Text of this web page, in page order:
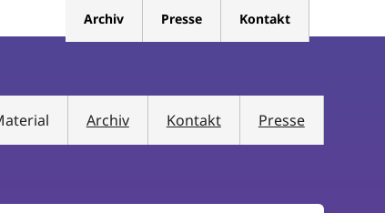
Archiv Presse Kontakt
Archiv Kontakt Presse